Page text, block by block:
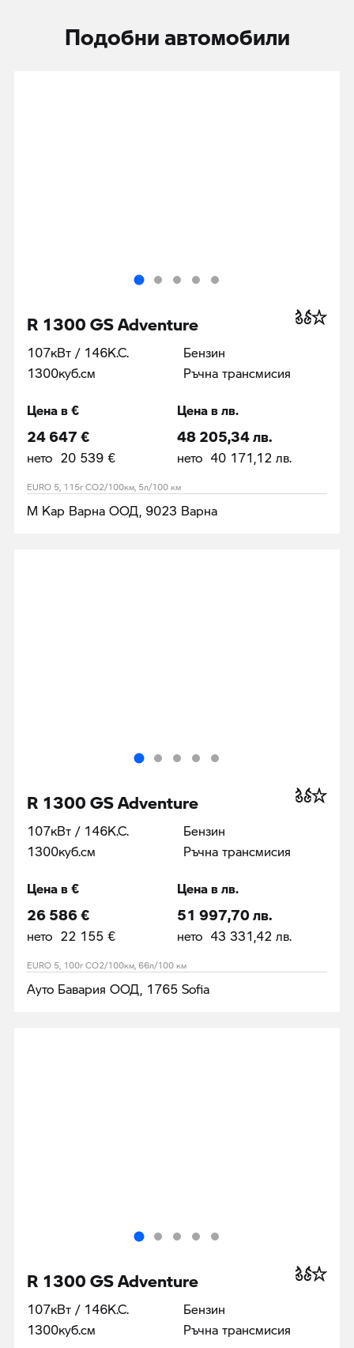
Подобни автомобили
R 1300 GS Adventure
107кВт / 146К.С.
1300куб.cм
Бензин
Ръчна трансмисия
Цена в €
24 647 €
нето 20 539 €
Цена в лв.
48 205,34 лв.
нето 40 171,12 лв.
EURO 5, 115г CO2/100км, 5л/100 км
М Кар Варна ООД, 9023 Варна
R 1300 GS Adventure
107кВт / 146К.С.
1300куб.cм
Бензин
Ръчна трансмисия
Цена в €
26 586 €
нето 22 155 €
Цена в лв.
51 997,70 лв.
нето 43 331,42 лв.
EURO 5, 100г CO2/100км, 66л/100 км
Ауто Бавария ООД, 1765 Sofia
R 1300 GS Adventure
107кВт / 146К.С.
1300куб.cм
Бензин
Ръчна трансмисия